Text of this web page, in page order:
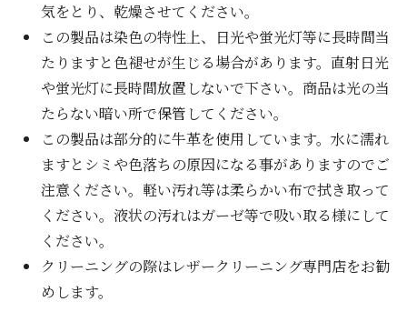
気をとり、乾燥させてください。
この製品は染色の特性上、日光や蛍光灯等に長時間当
たりますと色褪せが生じる場合があります。直射日光
や蛍光灯に長時間放置しないで下さい。商品は光の当
たらない暗い所で保管してください。
この製品は部分的に牛革を使用しています。水に濡れ
ますとシミや色落ちの原因になる事がありますのでご
注意ください。軽い汚れ等は柔らかい布で拭き取って
ください。液状の汚れはガーゼ等で吸い取る様にして
ください。
クリーニングの際はレザークリーニング専門店をお勧
めします。